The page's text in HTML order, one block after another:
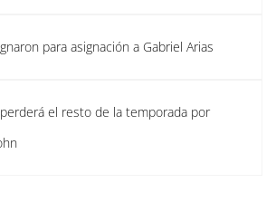
para asignación a Gabriel Arias
el resto de la temporada por